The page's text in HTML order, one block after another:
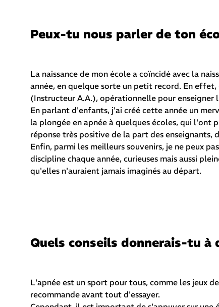
Peux-tu nous parler de ton
La naissance de mon école a coïncidé avec la
année, en quelque sorte un petit record. En
(Instructeur A.A.), opérationnelle pour enseigner
En parlant d'enfants, j'ai créé cette année un
la plongée en apnée à quelques écoles, qui
réponse très positive de la part des enseignants,
Enfin, parmi les meilleurs souvenirs, je ne peux
discipline chaque année, curieuses mais aussi
qu'elles n'auraient jamais imaginés au départ.
Quels conseils donnerais-tu
L'apnée est un sport pour tous, comme les jeux
recommande avant tout d'essayer.